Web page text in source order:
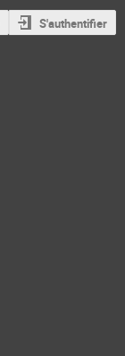
S'authentifier